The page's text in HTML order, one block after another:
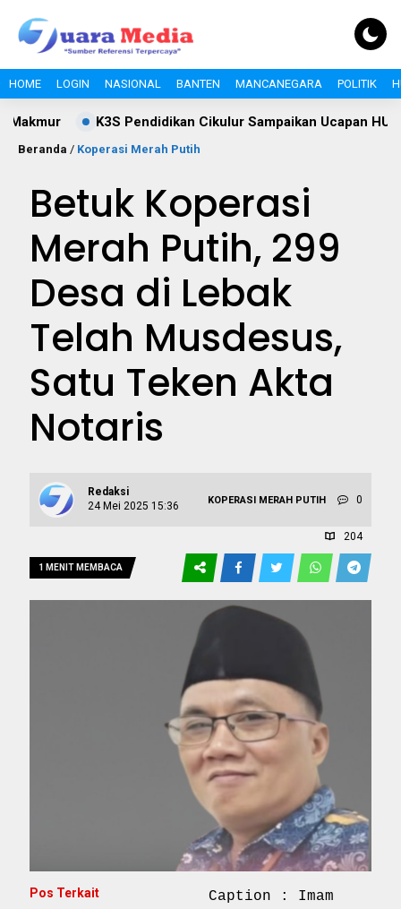
HOME LOGIN NASIONAL BANTEN MANCANEGARA POLITIK
K3S Pendidikan Cikulur Sampaikan Ucapan HUT RI
Beranda / Koperasi Merah Putih
Betuk Koperasi
Merah Putih, 299
Desa di Lebak
Telah Musdesus,
Satu Teken Akta
Notaris
Redaksi
24 Mei 2025 15:36
KOPERASI MERAH PUTIH 0
204
1 MENIT MEMBACA
Caption : Imam
Pos Terkait